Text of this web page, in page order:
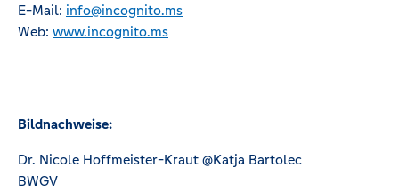
E-Mail: info@incognito.ms
Web: www.incognito.ms
Bildnachweise:
Dr. Nicole Hoffmeister-Kraut @Katja Bartolec
BWGV